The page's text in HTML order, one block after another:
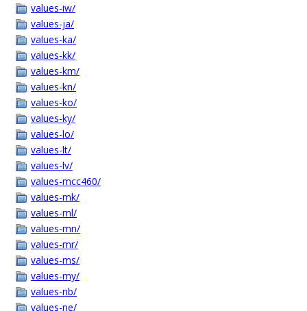
values-iw/
values-ja/
values-ka/
values-kk/
values-km/
values-kn/
values-ko/
values-ky/
values-lo/
values-lt/
values-lv/
values-mcc460/
values-mk/
values-ml/
values-mn/
values-mr/
values-ms/
values-my/
values-nb/
values-ne/